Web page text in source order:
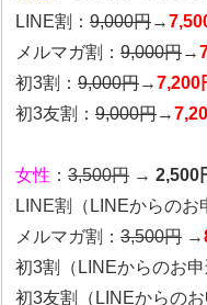
LINE割： 9,000円→
メルマガ割： 9,000円→
初3割： 9,000円→7,200
初3友割： 9,000円→
女性 ： 3,500円 → 2,500
LINE割
（LINEからのお
メルマガ割： 3,500円 →
初3割（LINEからのお申
初3友割（LINEからのお